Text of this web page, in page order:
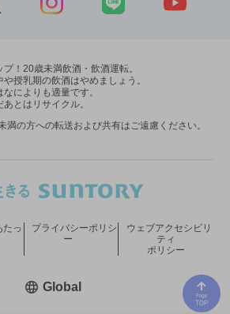
プ！20歳未満飲酒・飲酒運転。
や授乳期の飲酒はやめましょう。
なによりも適量です。
あとはリサイクル。
満の方への転送および共有はご遠慮ください。
たっ
プライバシーポリシ
ー
ウェブアクセシビリ
ティ
ポリシー
Global新しいウィンドウで開く